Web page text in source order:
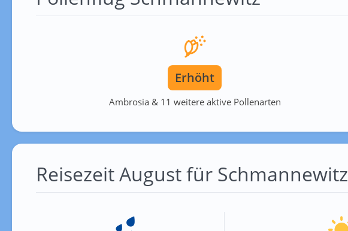
Erhöht
Ambrosia & 11 weitere aktive Pollenarten
Reisezeit August für Schmannewitz